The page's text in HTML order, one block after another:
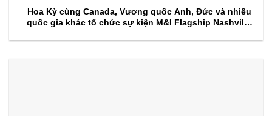
Hoa Kỳ cùng Canada, Vương quốc Anh, Đức và nhiều
quốc gia khác tổ chức sự kiện M&I Flagship Nashville